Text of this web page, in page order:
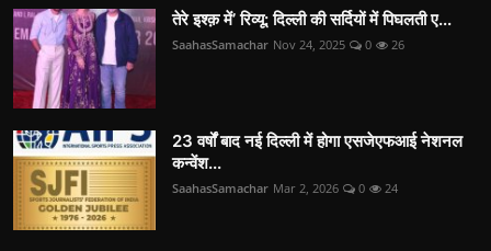
तेरे इश्क़ में’ रिव्यू: दिल्ली की सर्दियों में पिघलती ए...
SaahasSamachar Nov 24, 2025 0 26
23 वर्षों बाद नई दिल्ली में होगा एसजेएफआई नेशनल
कन्वेंश...
SaahasSamachar Mar 2, 2026 0 24